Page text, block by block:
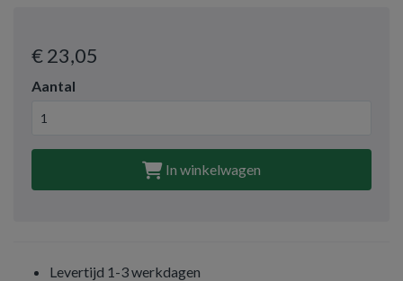
€ 23,05
Aantal
In winkelwagen
Levertijd 1-3 werkdagen